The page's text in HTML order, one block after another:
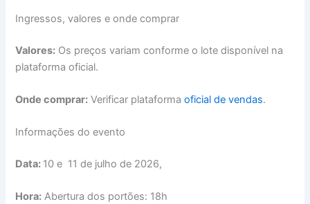
Ingressos, valores e onde comprar
Valores: Os preços variam conforme o lote disponível na
plataforma oficial.
Onde comprar: Verificar plataformaoficial de vendas.
Informações do evento
Data: 10 e 11 de julho de 2026,
Hora: Abertura dos portões: 18h